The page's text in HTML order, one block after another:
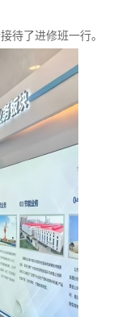
待了进修班一行。